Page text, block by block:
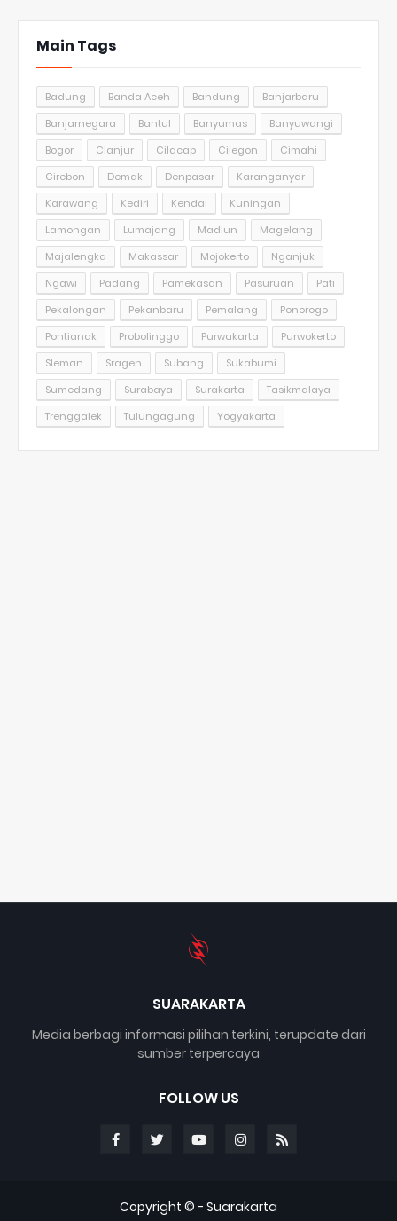
Main Tags
Badung Banda Aceh Bandung
Banjarbaru
Banjarnegara
Bantul Banyumas
Banyuwangi
Bogor
Cianjur Cilacap Cilegon
Cimahi
Cirebon
Demak Denpasar
Karanganyar
Karawang
Kediri Kendal
Kuningan
Lamongan
Lumajang Madiun
Magelang
Majalengka
Makassar Mojokerto
Nganjuk
Ngawi
Padang Pamekasan Pasuruan
Pati
Pekalongan
Pekanbaru Pemalang
Ponorogo
Pontianak
Probolinggo Purwakarta
Purwokerto
Sleman
Sragen Subang
Sukabumi
Sumedang
Surabaya Surakarta
Tasikmalaya
Trenggalek
Tulungagung Yogyakarta
SUARAKARTA
Media berbagi informasi pilihan terkini, terupdate dari
sumber terpercaya
FOLLOW US
Copyright © - Suarakarta